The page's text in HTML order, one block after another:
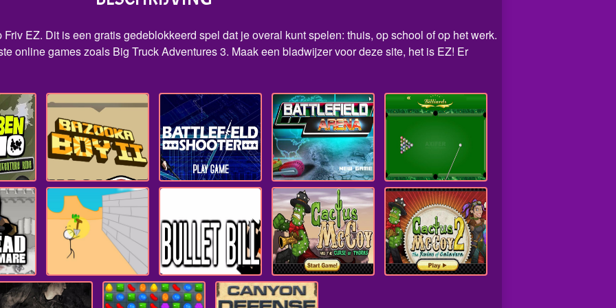
EZ. Dit is een gratis gedeblokkeerd spel dat je overal kunt spelen: thuis, op school of op het werk.
online games zoals Big Truck Adventures 3. Maak een bladwijzer voor deze site, het is EZ! Er